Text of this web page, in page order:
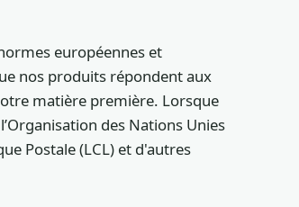
européennes et
nos produits répondent aux
matière première. Lorsque
des Nations Unies
Postale (LCL) et d'autres